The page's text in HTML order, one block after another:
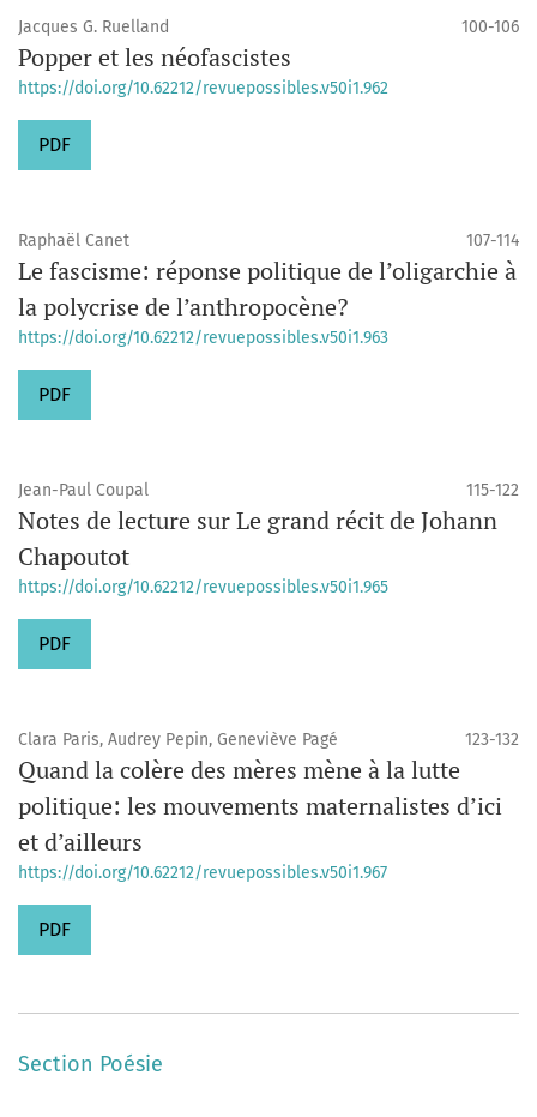
Jacques G. Ruelland 100-106
Popper et les néofascistes
https://doi.org/10.62212/revuepossibles.v50i1.962
PDF
Raphaël Canet 107-114
Le fascisme: réponse politique de l’oligarchie à
la polycrise de l’anthropocène?
https://doi.org/10.62212/revuepossibles.v50i1.963
PDF
Jean-Paul Coupal 115-122
Notes de lecture sur Le grand récit de Johann
Chapoutot
https://doi.org/10.62212/revuepossibles.v50i1.965
PDF
Clara Paris, Audrey Pepin, Geneviève Pagé 123-132
Quand la colère des mères mène à la lutte
politique: les mouvements maternalistes d’ici
et d’ailleurs
https://doi.org/10.62212/revuepossibles.v50i1.967
PDF
Section Poésie